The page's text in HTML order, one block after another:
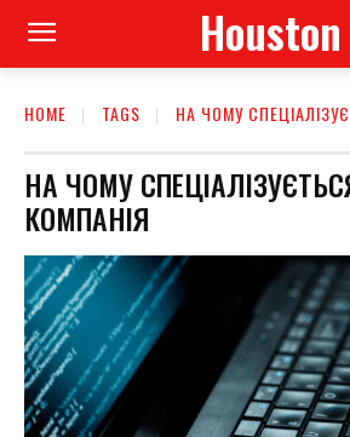
Houston
HOME TAGS НА ЧОМУ
НА ЧОМУ
КОМПАНІЯ